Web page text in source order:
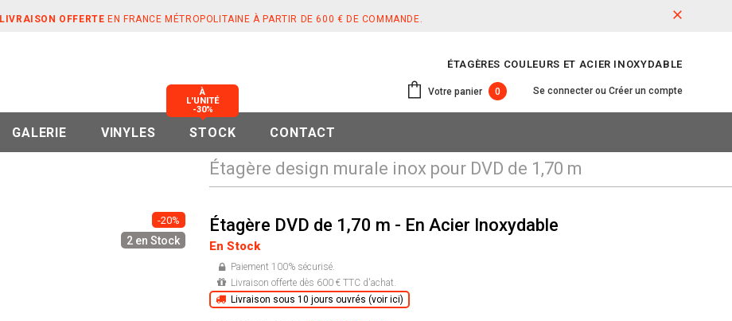
LIVRAISON OFFERTE EN FRANCE MÉTROPOLITAINE À PARTIR DE 600 € DE COMMANDE.
ÉTAGÈRES COULEURS ET ACIER INOXYDABLE
Votre panier 0 Se connecter ou Créer un compte
GALERIE VINYLES STOCK
À
L'UNITÉ
-30%
CONTACT
Étagère design murale inox pour DVD de 1,70 m
-20%
2 en Stock
Étagère DVD de 1,70 m - En Acier Inoxydable
En Stock
Paiement 100% sécurisé.
Livraison offerte dès 600 € TTC d'achat.
Livraison sous 10 jours ouvrés (voir ici)